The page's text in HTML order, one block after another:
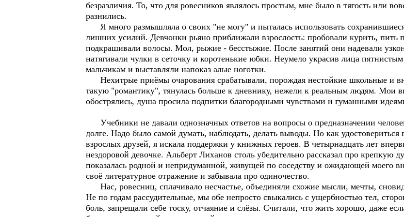
безразличия. То, что для ровесников являлось простым, мне было в тягость или
разнились.
Я много размышляла о своих "не могу" и пыталась использовать
лишних усилий. Девчонки рьяно приближали взрослость: пробовали курить, пить
подкрашивали волосы. Мол, рыжие - бесстыжие. После занятий они надевали
натягивали чулки в сеточку и коротенькие юбки. Неумело украсив лица
мальчикам и выставляли напоказ алые ноготки.
Нехитрые приёмы очарования срабатывали, порождая нестойкие школьные и
такую "романтику", тянулась больше к дневнику, нежели к реальным людям. Мои
обострялись, душа просила подпитки благородными чувствами и гуманными
Учебники не давали однозначных ответов на вопросы о предназначении
долге. Надо было самой думать, наблюдать, делать выводы. Но как
взрослых друзей, я искала поддержки у книжных героев. В четырнадцать лет
нездоровой девочке. Альберт Лиханов столь убедительно рассказал про крепкую
показалась родной и непридуманной, живущей по соседству и ожидающей моего
своё литературное отражение и забывала про одиночество.
Нас, ровесниц, сплачивало несчастье, объединяли схожие мысли, мечты,
Не по годам рассудительные, мы обе непросто свыкались с ущербностью тел,
боль, запрещали себе тоску, отчаяние и слёзы. Считали, что жить хорошо, даже